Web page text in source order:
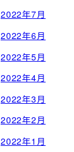
2022年7月
2022年6月
2022年5月
2022年4月
2022年3月
2022年2月
2022年1月